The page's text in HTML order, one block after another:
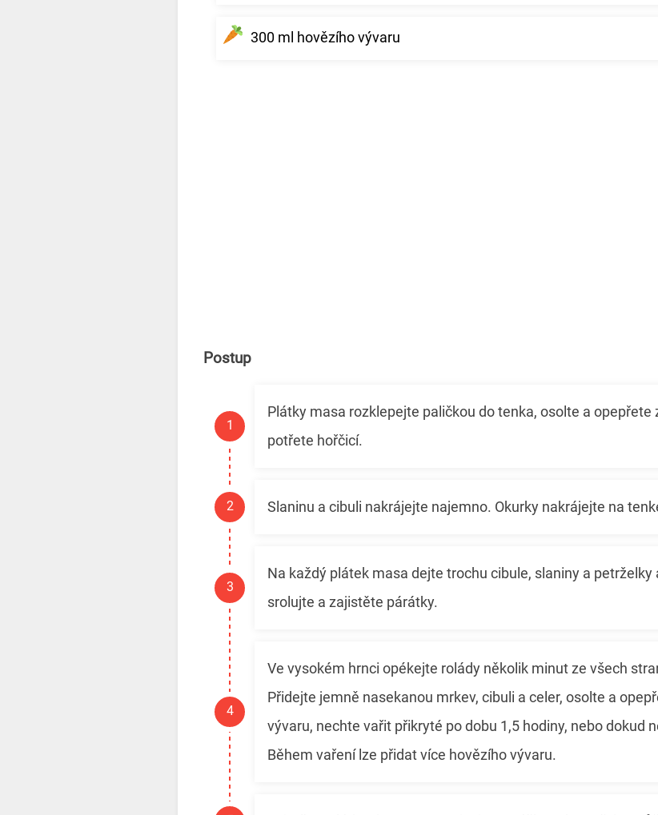
300 ml hovězího vývaru
Postup
Plátky masa rozklepejte paličkou do tenka, osolte a opepřete
potřete hořčicí.
Slaninu a cibuli nakrájejte najemno. Okurky nakrájejte na
Na každý plátek masa dejte trochu cibule, slaniny a petrželky
srolujte a zajistěte párátky.
Ve vysokém hrnci opékejte rolády několik minut ze všech
Přidejte jemně nasekanou mrkev, cibuli a celer, osolte a
vývaru, nechte vařit přikryté po dobu 1,5 hodiny, nebo dokud
Během vaření lze přidat více hovězího vývaru.